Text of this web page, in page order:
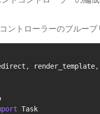
コントローラーのブルー
, render_template,
Task